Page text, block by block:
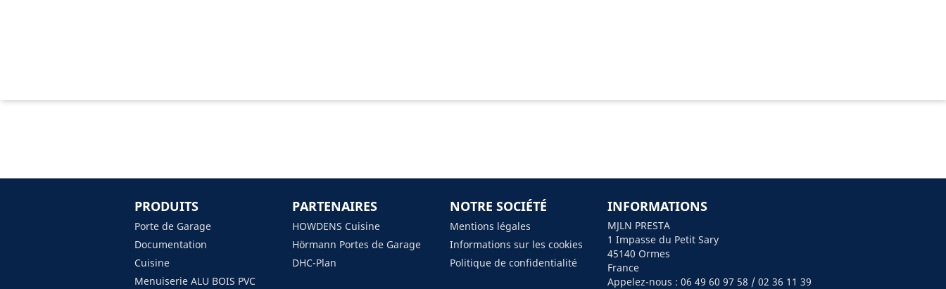
PRODUITS
Porte de Garage
Documentation
Cuisine
Menuiserie ALU BOIS PVC
PARTENAIRES
HOWDENS Cuisine
Hörmann Portes de Garage
DHC-Plan
NOTRE SOCIÉTÉ
Mentions légales
Informations sur les cookies
Politique de confidentialité
INFORMATIONS
MJLN PRESTA
1 Impasse du Petit Sary
45140 Ormes
France
Appelez-nous : 06 49 60 97 58 / 02 36 11 39